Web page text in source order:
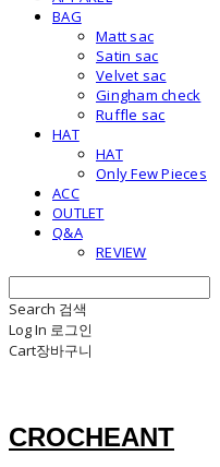
BAG
Matt sac
Satin sac
Velvet sac
Gingham check
Ruffle sac
HAT
HAT
Only Few Pieces
ACC
OUTLET
Q&A
REVIEW
Search 검색
Log In 로그인
Cart장바구니
CROCHEANT